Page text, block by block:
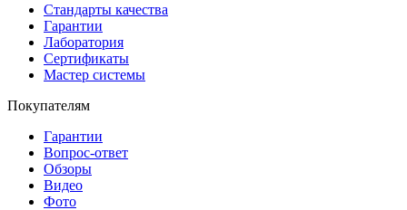
Стандарты качества
Гарантии
Лаборатория
Сертификаты
Мастер системы
Покупателям
Гарантии
Вопрос-ответ
Обзоры
Видео
Фото